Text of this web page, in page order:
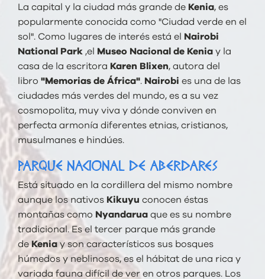
La capital y la ciudad más grande de Kenia, es
popularmente conocida como "Ciudad verde en el
sol". Como lugares de interés está el Nairobi
National Park ,el Museo Nacional de Kenia y la
casa de la escritora Karen Blixen, autora del
libro "Memorias de África". Nairobi es una de las
ciudades más verdes del mundo, es a su vez
cosmopolita, muy viva y dónde conviven en
perfecta armonía diferentes etnias, cristianos,
musulmanes e hindúes.
PARQUE NACIONAL DE ABERDARES
Está situado en la cordillera del mismo nombre
aunque los nativos Kikuyu conocen éstas
montañas como Nyandarua que es su nombre
tradicional. Es el tercer parque más grande
de Kenia y son característicos sus bosques
húmedos y neblinosos, es el hábitat de una rica y
variada fauna difícil de ver en otros parques. Los